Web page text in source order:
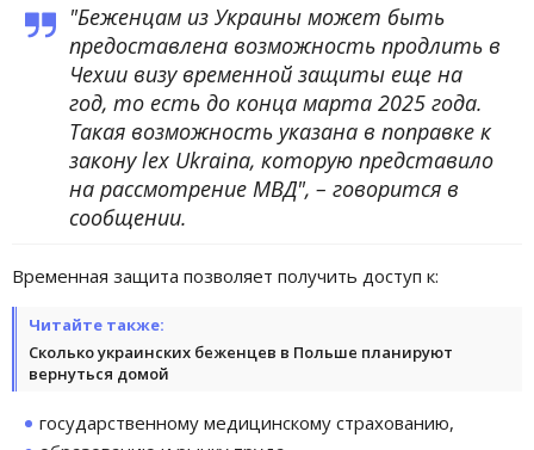
"Беженцам из Украины может быть
предоставлена ​​возможность продлить в
Чехии визу временной защиты еще на
год, то есть до конца марта 2025 года.
Такая возможность указана в поправке к
закону lex Ukraina, которую представило
на рассмотрение МВД", – говорится в
сообщении.
Временная защита позволяет получить доступ к:
Читайте также:
Сколько украинских беженцев в Польше планируют
вернуться домой
государственному медицинскому страхованию,